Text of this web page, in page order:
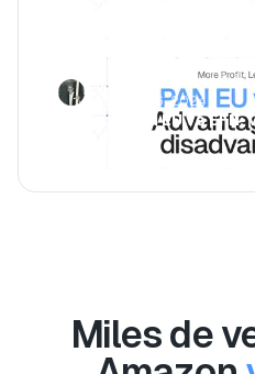
Luca Jurende
November 6, 2024
Amazon PAN EU vs
Miles de